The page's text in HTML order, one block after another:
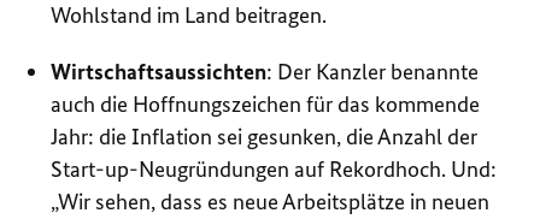
Wohlstand im Land beitragen.
Wirtschaftsaussichten: Der Kanzler benannte
auch die Hoffnungszeichen für das kommende
Jahr: die Inflation sei gesunken, die Anzahl der
Start-up-Neugründungen auf Rekordhoch. Und:
„Wir sehen, dass es neue Arbeitsplätze in neuen